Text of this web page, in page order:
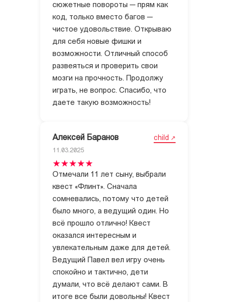
сюжетные повороты — прям как
код, только вместо багов —
чистое удовольствие. Открываю
для себя новые фишки и
возможности. Отличный способ
развеяться и проверить свои
мозги на прочность. Продолжу
играть, не вопрос. Спасибо, что
даете такую возможность!
Алексей Баранов child
11.03.2025
Отмечали 11 лет сыну, выбрали
квест «Флинт». Сначала
сомневались, потому что детей
было много, а ведущий один. Но
всё прошло отлично! Квест
оказался интересным и
увлекательным даже для детей.
Ведущий Павел вел игру очень
спокойно и тактично, дети
думали, что всё делают сами. В
итоге все были довольны! Квест